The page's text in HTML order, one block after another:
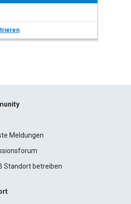
Meldungen
Standort betreiben